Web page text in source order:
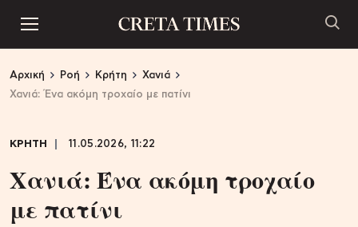
Αρχική Ροή Κρήτη
Χανιά
Χανιά: Ένα ακόμη τροχαίο με πατίνι
ΚΡΗΤΗ 11.05.2026, 11:22
Χανιά: Ένα ακόμη τροχαίο
με πατίνι